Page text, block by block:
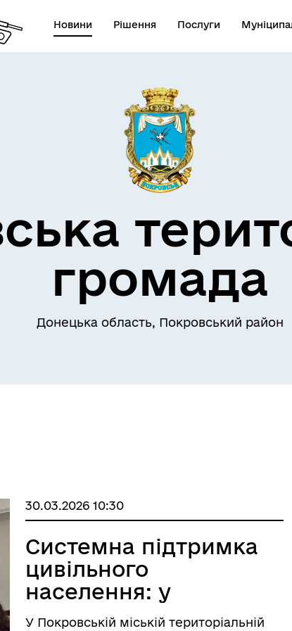
Новини Рішення Послуги
громада
Донецька область, Покровський район
30.03.2026 10:30
Системна підтримка
цивільного
населення: у
Покровській МВА
У Покровській міській територіальній